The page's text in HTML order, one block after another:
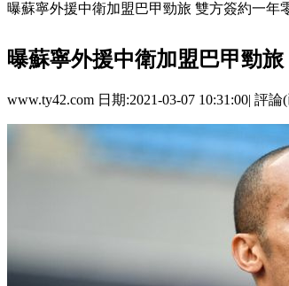
曝蘇寧外援中衛加盟巴甲勁旅 雙方簽約一年
曝蘇寧外援中衛加盟巴甲勁
www.ty42.com 日期:2021-03-07 10:31:00| 評